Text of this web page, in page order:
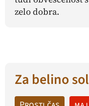
zelo dobra.
Za belino